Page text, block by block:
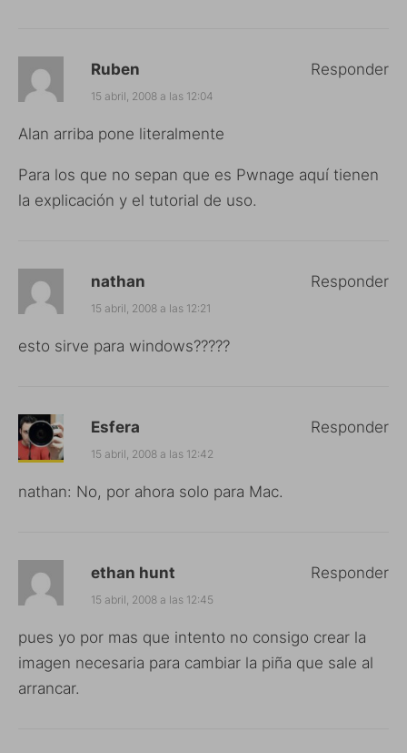
Ruben
15 abril, 2008 a las 12:04
Alan arriba pone literalmente
Para los que no sepan que es Pwnage aquí tienen
la explicación y el tutorial de uso.
Responder
nathan
15 abril, 2008 a las 12:21
esto sirve para windows?????
Responder
Esfera
15 abril, 2008 a las 12:42
nathan: No, por ahora solo para Mac.
Responder
ethan hunt
15 abril, 2008 a las 12:45
pues yo por mas que intento no consigo crear la
imagen necesaria para cambiar la piña que sale al
arrancar.
Responder